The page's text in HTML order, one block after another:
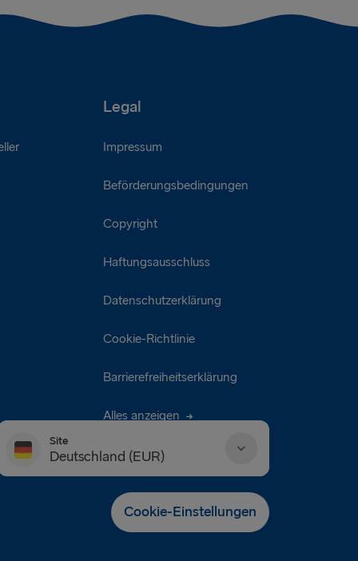
Legal
Impressum
Beförderungsbedingungen
Copyright
Haftungsausschluss
Datenschutzerklärung
Cookie-Richtlinie
Barrierefreiheitserklärung
Alles anzeigen
Site
Deutschland (EUR)
Danmark (DKK)
Deutschland (EUR)
Cookie-Einstellungen